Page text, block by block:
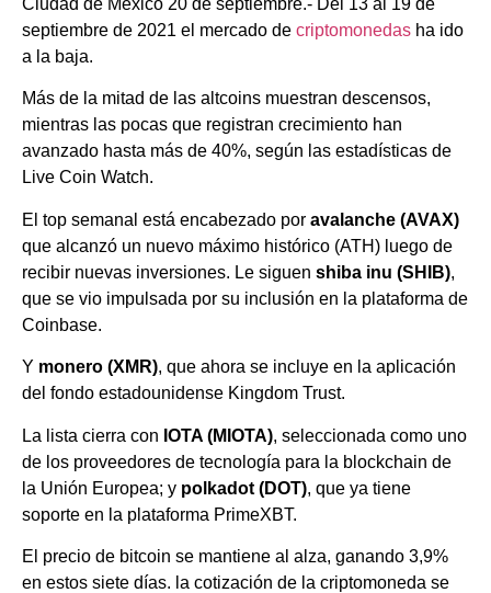
Ciudad de México 20 de septiembre.- Del 13 al 19 de
septiembre de 2021 el mercado de criptomonedas ha ido
a la baja.
Más de la mitad de las altcoins muestran descensos,
mientras las pocas que registran crecimiento han
avanzado hasta más de 40%, según las estadísticas de
Live Coin Watch.
El top semanal está encabezado por avalanche (AVAX)
que alcanzó un nuevo máximo histórico (ATH) luego de
recibir nuevas inversiones. Le siguen shiba inu (SHIB),
que se vio impulsada por su inclusión en la plataforma de
Coinbase.
Y monero (XMR), que ahora se incluye en la aplicación
del fondo estadounidense Kingdom Trust.
La lista cierra con IOTA (MIOTA), seleccionada como uno
de los proveedores de tecnología para la blockchain de
la Unión Europea; y polkadot (DOT), que ya tiene
soporte en la plataforma PrimeXBT.
El precio de bitcoin se mantiene al alza, ganando 3,9%
en estos siete días. la cotización de la criptomoneda se